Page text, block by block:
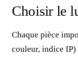
Choisir le
Chaque pièce
couleur, indice